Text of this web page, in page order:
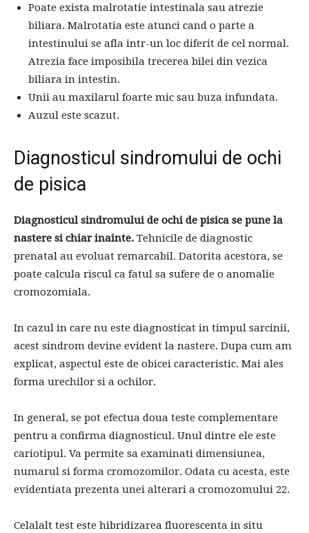
Poate exista malrotatie intestinala sau atrezie
biliara. Malrotatia este atunci cand o parte a
intestinului se afla intr-un loc diferit de cel normal.
Atrezia face imposibila trecerea bilei din vezica
biliara in intestin.
Unii au maxilarul foarte mic sau buza infundata.
Auzul este scazut.
Diagnosticul sindromului de ochi
de pisica
Diagnosticul sindromului de ochi de pisica se pune la
nastere si chiar inainte. Tehnicile de diagnostic
prenatal au evoluat remarcabil. Datorita acestora, se
poate calcula riscul ca fatul sa sufere de o anomalie
cromozomiala.
In cazul in care nu este diagnosticat in timpul sarcinii,
acest sindrom devine evident la nastere. Dupa cum am
explicat, aspectul este de obicei caracteristic. Mai ales
forma urechilor si a ochilor.
In general, se pot efectua doua teste complementare
pentru a confirma diagnosticul. Unul dintre ele este
cariotipul. Va permite sa examinati dimensiunea,
numarul si forma cromozomilor. Odata cu acesta, este
evidentiata prezenta unei alterari a cromozomului 22.
Celalalt test este hibridizarea fluorescenta in situ